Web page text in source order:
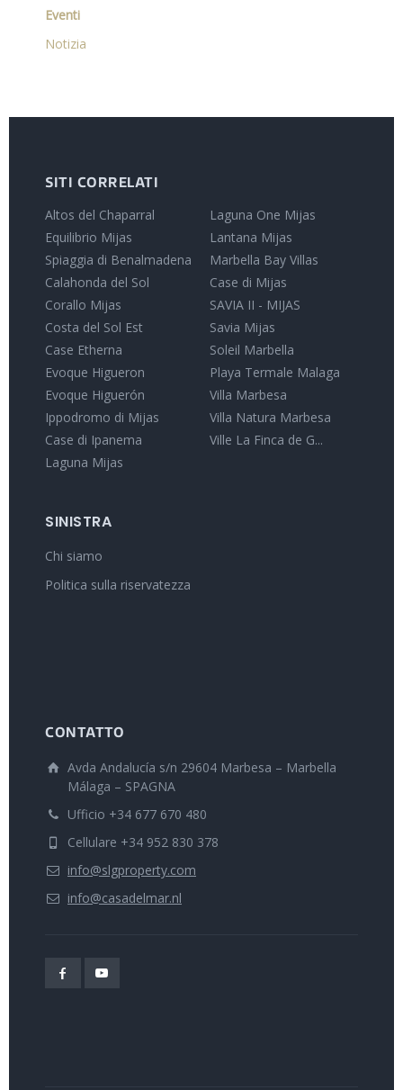
Eventi
Notizia
SITI CORRELATI
Altos del Chaparral
Equilibrio Mijas
Spiaggia di Benalmadena
Calahonda del Sol
Corallo Mijas
Costa del Sol Est
Case Etherna
Evoque Higueron
Evoque Higuerón
Ippodromo di Mijas
Case di Ipanema
Laguna Mijas
Laguna One Mijas
Lantana Mijas
Marbella Bay Villas
Case di Mijas
SAVIA II - MIJAS
Savia Mijas
Soleil Marbella
Playa Termale Malaga
Villa Marbesa
Villa Natura Marbesa
Ville La Finca de G...
SINISTRA
Chi siamo
Politica sulla riservatezza
CONTATTO
Avda Andalucía s/n 29604 Marbesa – Marbella
Málaga – SPAGNA
Ufficio +34 677 670 480
Cellulare +34 952 830 378
info@slgproperty.com
info@casadelmar.nl